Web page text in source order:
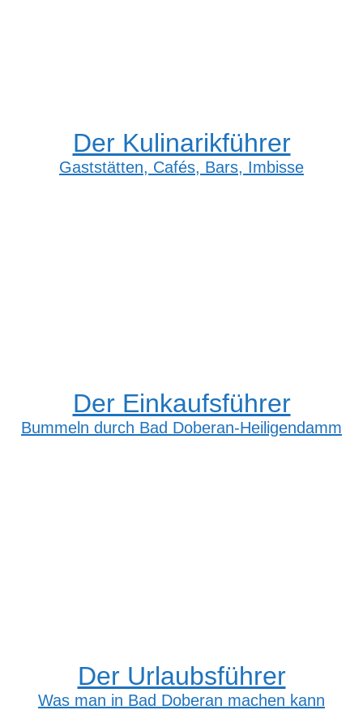
Der Kulinarikführer
Gaststätten, Cafés, Bars, Imbisse
Der Einkaufsführer
Bummeln durch Bad Doberan-Heiligendamm
Der Urlaubsführer
Was man in Bad Doberan machen kann